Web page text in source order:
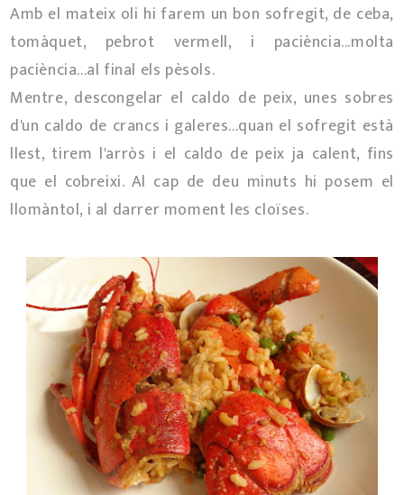
Amb el mateix oli hi farem un bon sofregit, de ceba,
tomàquet, pebrot vermell, i paciència...molta
paciència...al final els pèsols.
Mentre, descongelar el caldo de peix, unes sobres
d'un caldo de crancs i galeres...quan el sofregit està
llest, tirem l'arròs i el caldo de peix ja calent, fins
que el cobreixi. Al cap de deu minuts hi posem el
llomàntol, i al darrer moment les cloïses.